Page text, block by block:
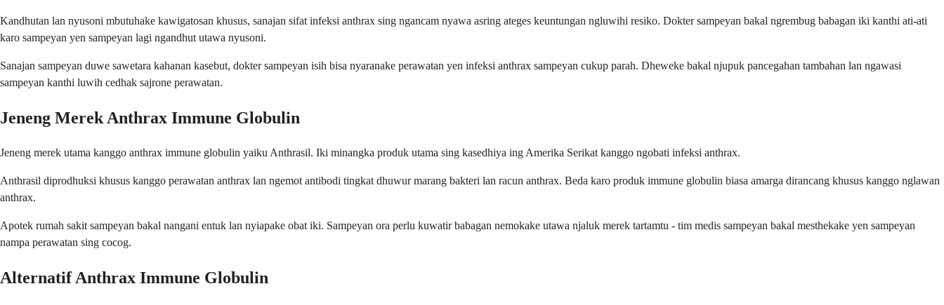
Kandhutan lan nyusoni mbutuhake kawigatosan khusus, sanajan sifat infeksi anthrax sing ngancam nyawa asring ateges keuntungan ngluwihi resiko. Dokter sampeyan bakal ngrembug babagan iki kanthi ati-ati
karo sampeyan yen sampeyan lagi ngandhut utawa nyusoni.
Sanajan sampeyan duwe sawetara kahanan kasebut, dokter sampeyan isih bisa nyaranake perawatan yen infeksi anthrax sampeyan cukup parah. Dheweke bakal njupuk pancegahan tambahan lan ngawasi
sampeyan kanthi luwih cedhak sajrone perawatan.
Jeneng Merek Anthrax Immune Globulin
Jeneng merek utama kanggo anthrax immune globulin yaiku Anthrasil. Iki minangka produk utama sing kasedhiya ing Amerika Serikat kanggo ngobati infeksi anthrax.
Anthrasil diprodhuksi khusus kanggo perawatan anthrax lan ngemot antibodi tingkat dhuwur marang bakteri lan racun anthrax. Beda karo produk immune globulin biasa amarga dirancang khusus kanggo nglawan
anthrax.
Apotek rumah sakit sampeyan bakal nangani entuk lan nyiapake obat iki. Sampeyan ora perlu kuwatir babagan nemokake utawa njaluk merek tartamtu - tim medis sampeyan bakal mesthekake yen sampeyan
nampa perawatan sing cocog.
Alternatif Anthrax Immune Globulin